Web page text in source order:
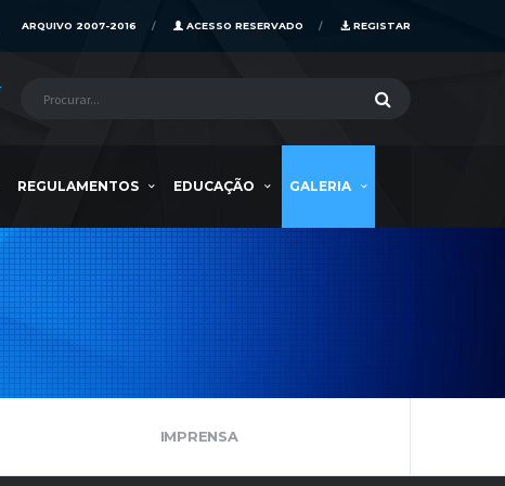
REGISTAR
ACESSO RESERVADO
ARQUIVO 2007-2016
REGULAMENTOS EDUCAÇÃO GALERIA
IMPRENSA